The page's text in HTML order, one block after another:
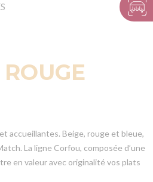
accueillantes. Beige, rouge et bleue,
La ligne Corfou, composée d’une
en valeur avec originalité vos plats